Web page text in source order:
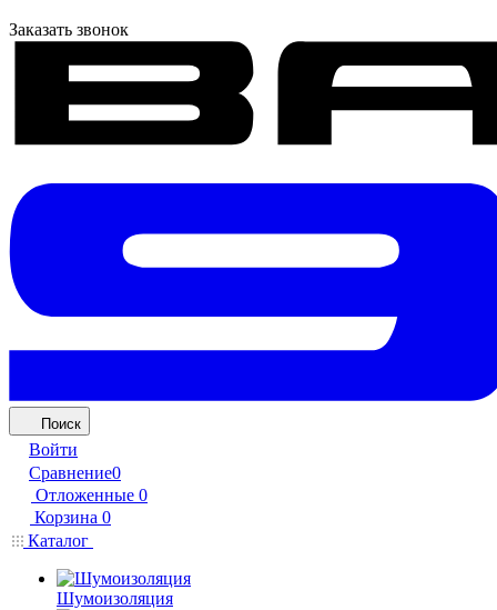
Заказать звонок
Поиск
Войти
Сравнение0
Отложенные 0
Корзина 0
Каталог
Шумоизоляция